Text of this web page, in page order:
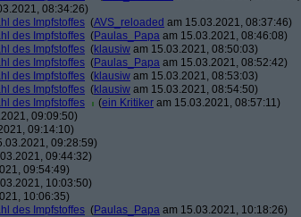
08:34:26)
des Impfstoffes (AVS_reloaded am 15.03.2021, 08:37:46)
des Impfstoffes (Paulas_Papa am 15.03.2021, 08:46:08)
des Impfstoffes (klausiw am 15.03.2021, 08:50:03)
des Impfstoffes (Paulas_Papa am 15.03.2021, 08:52:42)
des Impfstoffes (klausiw am 15.03.2021, 08:53:03)
des Impfstoffes (klausiw am 15.03.2021, 08:54:50)
des Impfstoffes
(ein Kritiker am 15.03.2021, 08:57:11)
09:09:50)
09:14:10)
09:28:59)
09:44:32)
09:54:49)
10:03:50)
10:06:35)
des Impfstoffes (Paulas_Papa am 15.03.2021, 10:18:26)